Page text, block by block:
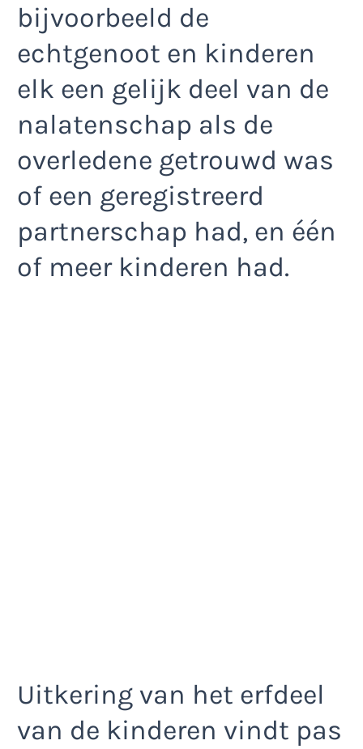
bijvoorbeeld de
echtgenoot en kinderen
elk een gelijk deel van de
nalatenschap als de
overledene getrouwd was
of een geregistreerd
partnerschap had, en één
of meer kinderen had.
Uitkering van het erfdeel
van de kinderen vindt pas